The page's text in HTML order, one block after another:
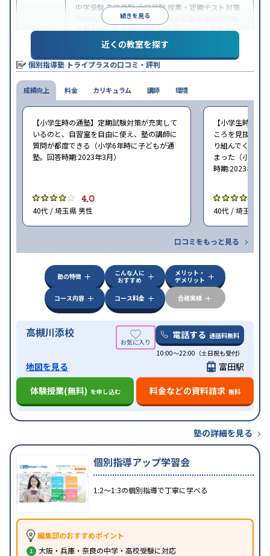
続きを見る
中学受験高校受験大学受験 授業・定期テスト対策
内申点対策
学習習慣の定着
総合型選抜(旧AO)対策
推薦入試対策学校別特化対策国公立大対策私大対
共通テスト対策英検(英語検定)対策
その他
科目別特化対策
特徴
応
学習にPC・タブレットを利用1科目から受講可
能季節講習のみの受講可自習室あり
近くの教室を探す
個別指導塾 トライプラスの口コミ・評判
成績向上
【小学生時の通塾】定期試験対策が充実して
いるのと、自習室を自由に使え、塾の講師に
質問が都度できる（小学6年時に子どもが通
塾。回答時期:2023年3月）
4.0
40代 / 埼玉県 男性
【小学生時の通
ころを見抜いて
り組んでくれた
まった（小学5
時期:2023年3月
40代 / 埼玉県 女
口コミをもっと見る
料金 カリキュラム 講師 環境
塾の特徴
こんな人に
おすすめ
メリット・
デメリット
コース内容
コース料金 合格実績
高槻川添校 電話する 通話料無料
10:00～22:00（土日祝も受付）
地図を見る
富田駅
体験授業(無料) を申し込む 料金などの資料請求 無料
塾の詳細を見る
個別指導アップ学習会
1:2〜1:3の個別指導で丁寧に学べる
編集部のおすすめポイント
大阪・兵庫・奈良の中学・高校受験に対応